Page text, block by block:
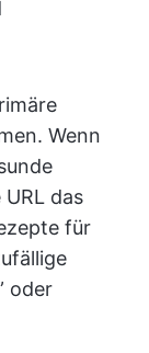
Wenn
das
für
oder